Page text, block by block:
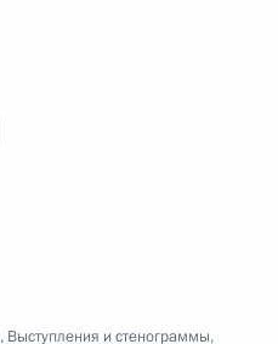
, Выступления и стенограммы,